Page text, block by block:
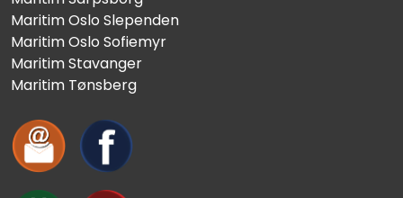
Maritim Oslo Slependen
Maritim Oslo Sofiemyr
Maritim Stavanger
Maritim Tønsberg